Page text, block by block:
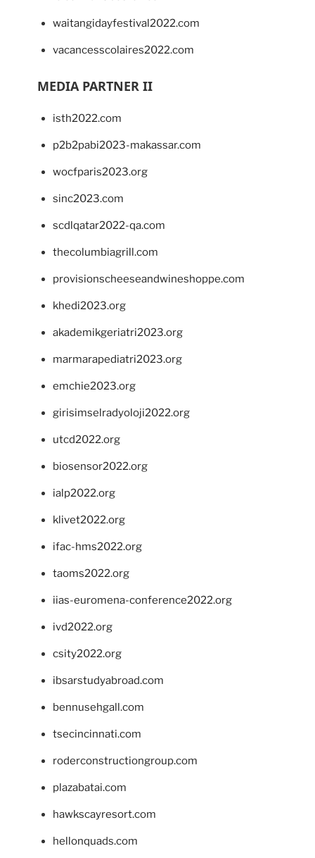
waitangidayfestival2022.com
vacancesscolaires2022.com
MEDIA PARTNER II
isth2022.com
p2b2pabi2023-makassar.com
wocfparis2023.org
sinc2023.com
scdlqatar2022-qa.com
thecolumbiagrill.com
provisionscheeseandwineshoppe.com
khedi2023.org
akademikgeriatri2023.org
marmarapediatri2023.org
emchie2023.org
girisimselradyoloji2022.org
utcd2022.org
biosensor2022.org
ialp2022.org
klivet2022.org
ifac-hms2022.org
taoms2022.org
iias-euromena-conference2022.org
ivd2022.org
csity2022.org
ibsarstudyabroad.com
bennusehgall.com
tsecincinnati.com
roderconstructiongroup.com
plazabatai.com
hawkscayresort.com
hellonquads.com